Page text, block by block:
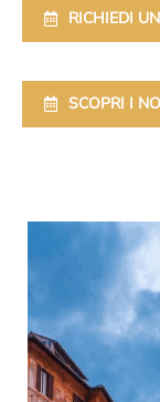
RICHIEDI
SCOPRI I